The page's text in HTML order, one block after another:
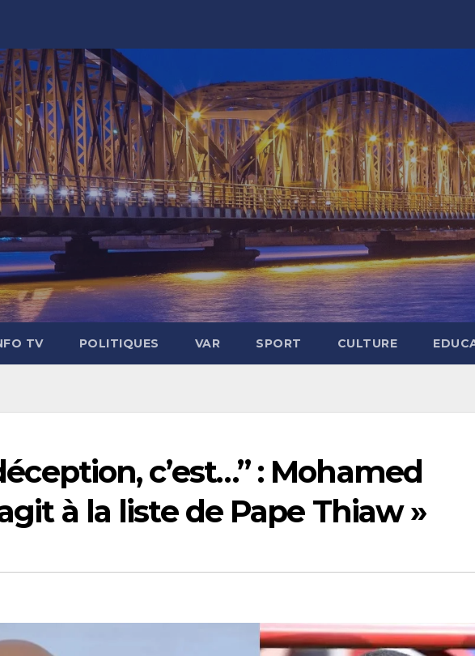
TV POLITIQUES VAR SPORT CULTURE
c’est…” : Mohamed
à la liste de Pape Thiaw »